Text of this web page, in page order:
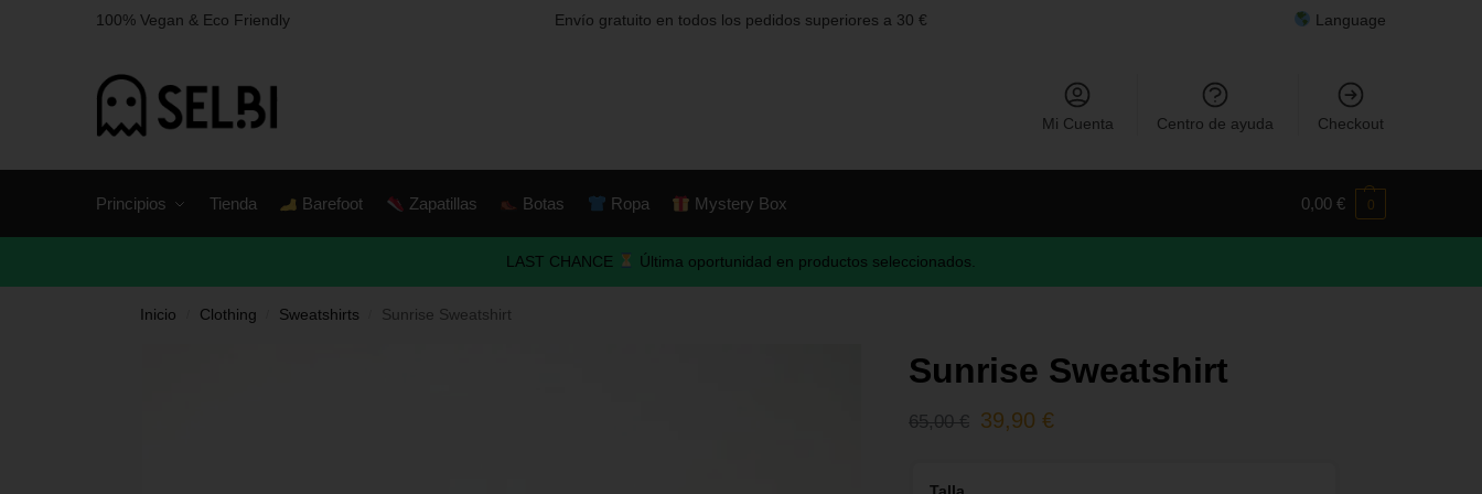
100% Vegan & Eco Friendly Envío gratuito en todos los pedidos superiores a 30 € Language
Mi Cuenta Centro de ayuda Checkout
Principios Tienda Barefoot Zapatillas Botas Ropa Mystery Box 0,00 € 0
LAST CHANCE Última oportunidad en productos seleccionados.
Inicio Clothing Sweatshirts Sunrise Sweatshirt
Sunrise Sweatshirt
65,00€ 39,90€
Talla